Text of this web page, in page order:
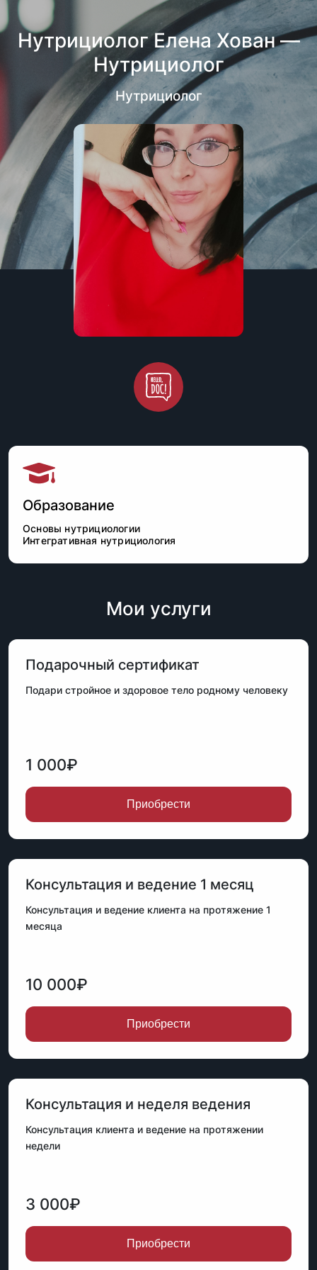
Нутрициолог Елена Хован —
Нутрициолог
Нутрициолог
Образование
Основы нутрициологии
Интегративная нутрициология
Мои услуги
Подарочный сертификат
Подари стройное и здоровое тело родному человеку
1 000₽
Приобрести
Консультация и ведение 1 месяц
Консультация и ведение клиента на протяжение 1
месяца
10 000₽
Приобрести
Консультация и неделя ведения
Консультация клиента и ведение на протяжении
недели
3 000₽
Приобрести